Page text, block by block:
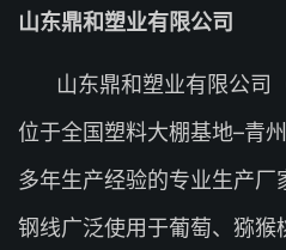
山东鼎和塑业有限公司
山东鼎和塑业有限公司
位于全国塑料大棚基地–青
多年生产经验的专业生产厂
钢线广泛使用于葡萄、猕